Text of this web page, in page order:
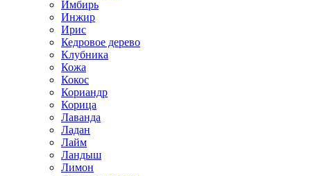
Имбирь
Инжир
Ирис
Кедровое дерево
Клубника
Кожа
Кокос
Кориандр
Корица
Лаванда
Ладан
Лайм
Ландыш
Лимон